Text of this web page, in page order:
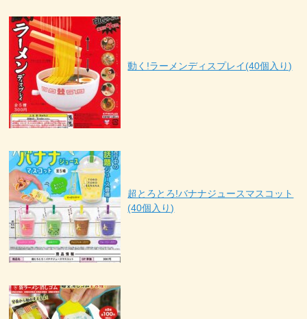
動く!ラーメンディスプレイ(40個入り)
超とろとろ!バナナジュースマスコット
(40個入り)